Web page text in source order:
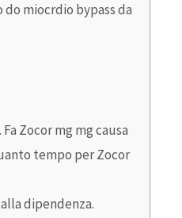
miocrdio bypass da
Zocor mg mg causa
tempo per Zocor
dipendenza.